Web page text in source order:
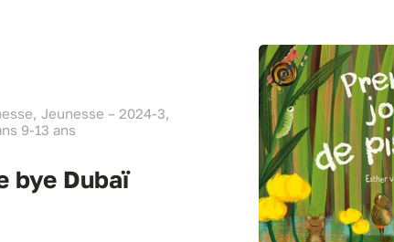
Jeunesse – 2024-3,
9-13 ans
bye Dubaï